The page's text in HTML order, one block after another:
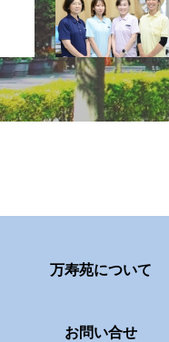
万寿苑について
お問い合せ